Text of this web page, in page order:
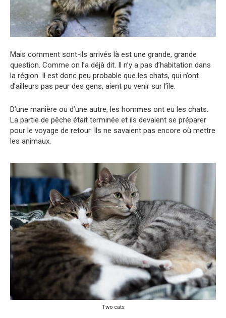
Mais comment sont-ils arrivés là est une grande, grande
question. Comme on l’a déjà dit. Il n’y a pas d’habitation dans
la région. Il est donc peu probable que les chats, qui n’ont
d’ailleurs pas peur des gens, aient pu venir sur l’île.
D’une manière ou d’une autre, les hommes ont eu les chats.
La partie de pêche était terminée et ils devaient se préparer
pour le voyage de retour. Ils ne savaient pas encore où mettre
les animaux.
Two cats